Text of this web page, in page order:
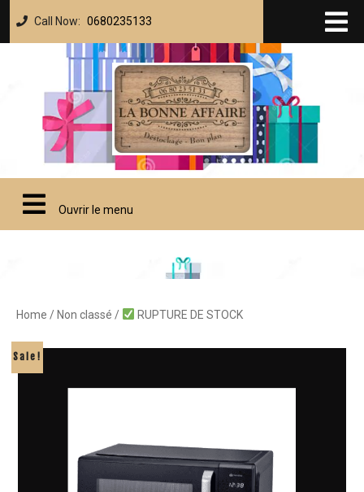
Call Now: 0680235133
Ouvrir le menu
Home / Non classé / RUPTURE DE STOCK
Sale!